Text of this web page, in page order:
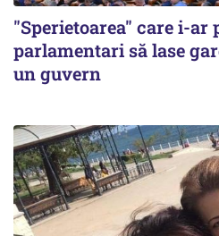
"Sperietoarea" care i-ar
parlamentari să lase
un guvern